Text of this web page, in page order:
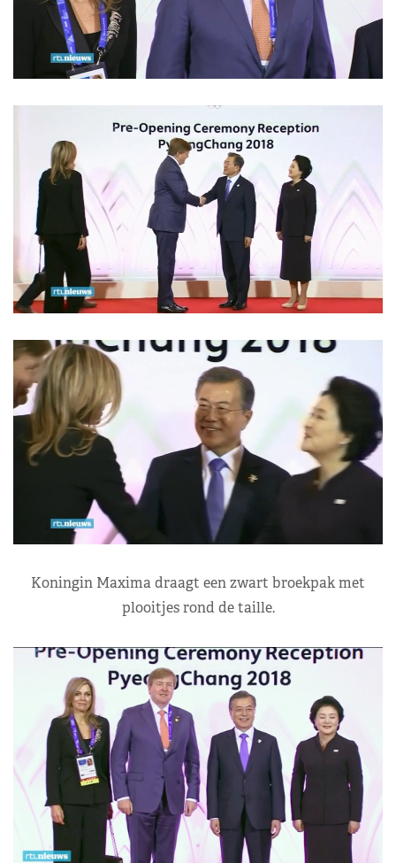
Koningin Maxima draagt een zwart broekpak met
plooitjes rond de taille.